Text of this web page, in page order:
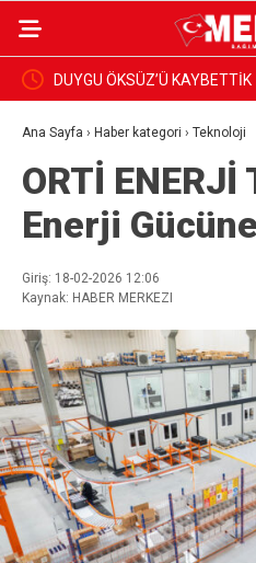
DUYGU ÖKSÜZ’Ü KAYBETTİK
Ana Sayfa › Haber kategori › Teknoloji
ORTİ ENERJİ
Enerji
Giriş: 18-02-2026 12:06
Kaynak: HABER MERKEZI